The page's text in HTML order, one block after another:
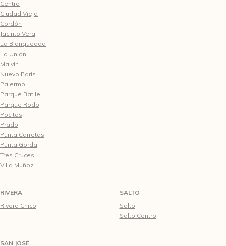
Centro
Ciudad Vieja
Cordón
Jacinto Vera
La Blanqueada
La Unión
Malvin
Nuevo Paris
Palermo
Parque Batlle
Parque Rodo
Pocitos
Prado
Punta Carretas
Punta Gorda
Tres Cruces
Villa Muñoz
RIVERA
Rivera Chico
SALTO
Salto
Salto Centro
SAN JOSÉ